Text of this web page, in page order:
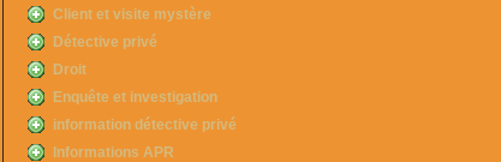
Client et visite mystère
Détective privé
Droit
Enquête et investigation
information détective privé
Informations APR